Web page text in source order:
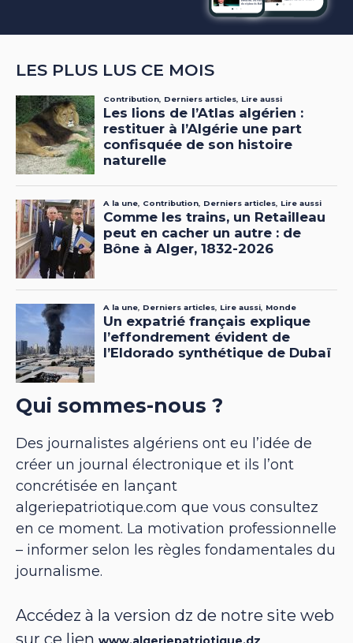
LES PLUS LUS CE MOIS
Qui sommes-nous ?
Des journalistes algériens ont eu l’idée de
créer un journal électronique et ils l’ont
concrétisée en lançant
algeriepatriotique.com que vous consultez
en ce moment. La motivation professionnelle
– informer selon les règles fondamentales du
journalisme.
Accédez à la version dz de notre site web
sur ce lien